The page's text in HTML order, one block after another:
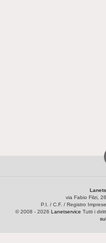
via Fabio Filzi,
P.I. / C.F. / Registro
© 2008 - 2026 Lanetservice Tutti i